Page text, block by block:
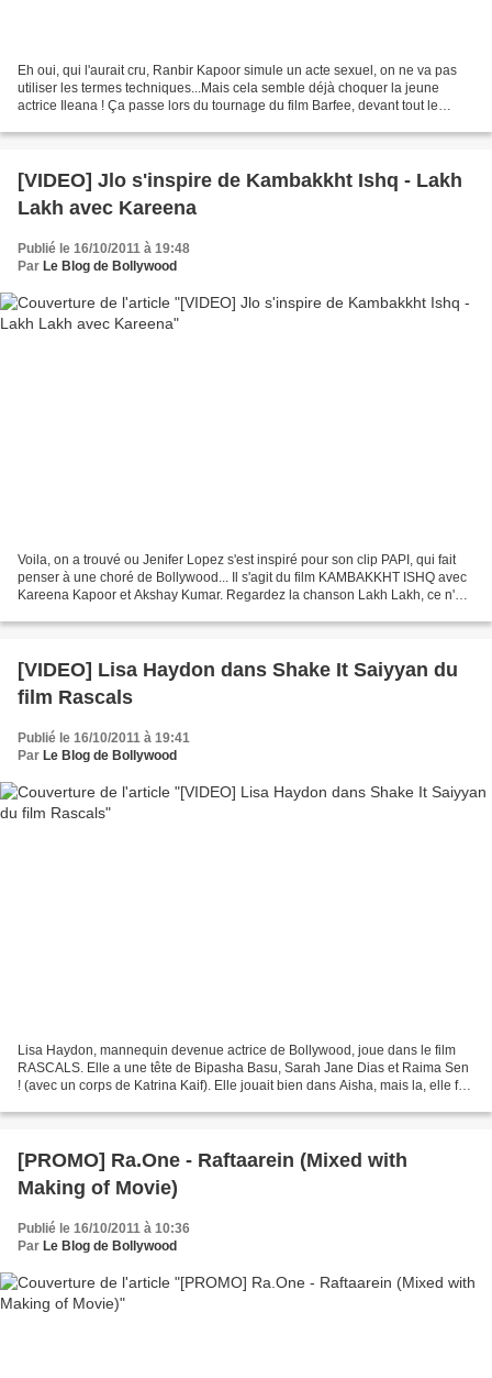
Eh oui, qui l'aurait cru, Ranbir Kapoor simule un acte sexuel, on ne va pas
utiliser les termes techniques...Mais cela semble déjà choquer la jeune
actrice Ileana ! Ça passe lors du tournage du film Barfee, devant tout le
[VIDEO] Jlo s'inspire de Kambakkht Ishq - Lakh
Lakh avec Kareena
Publié le 16/10/2011 à 19:48
Par Le Blog de Bollywood
Voila, on a trouvé ou Jenifer Lopez s'est inspiré pour son clip PAPI, qui fait
penser à une choré de Bollywood... Il s'agit du film KAMBAKKHT ISHQ avec
Kareena Kapoor et Akshay Kumar. Regardez la chanson Lakh Lakh, ce n'est
[VIDEO] Lisa Haydon dans Shake It Saiyyan du
film Rascals
Publié le 16/10/2011 à 19:41
Par Le Blog de Bollywood
Lisa Haydon, mannequin devenue actrice de Bollywood, joue dans le film
RASCALS. Elle a une tête de Bipasha Basu, Sarah Jane Dias et Raima Sen
! (avec un corps de Katrina Kaif). Elle jouait bien dans Aisha, mais la, elle fait
[PROMO] Ra.One - Raftaarein (Mixed with
Making of Movie)
Publié le 16/10/2011 à 10:36
Par Le Blog de Bollywood